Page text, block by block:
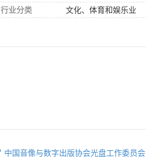
行业分类
文化、体育和娱乐业
中国音像与数字出版协会光盘工作委员会